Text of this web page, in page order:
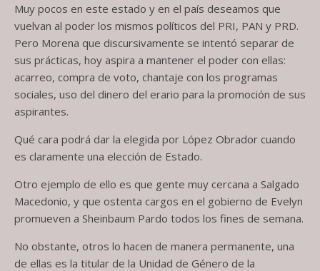
Muy pocos en este estado y en el país deseamos que
vuelvan al poder los mismos políticos del PRI, PAN y PRD.
Pero Morena que discursivamente se intentó separar de
sus prácticas, hoy aspira a mantener el poder con ellas:
acarreo, compra de voto, chantaje con los programas
sociales, uso del dinero del erario para la promoción de sus
aspirantes.
Qué cara podrá dar la elegida por López Obrador cuando
es claramente una elección de Estado.
Otro ejemplo de ello es que gente muy cercana a Salgado
Macedonio, y que ostenta cargos en el gobierno de Evelyn
promueven a Sheinbaum Pardo todos los fines de semana.
No obstante, otros lo hacen de manera permanente, una
de ellas es la titular de la Unidad de Género de la